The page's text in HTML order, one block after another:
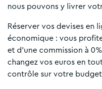
nous pouvons y livrer
Réserver vos devises en
économique : vous
et d'une commission à
changez vos euros en
contrôle sur votre